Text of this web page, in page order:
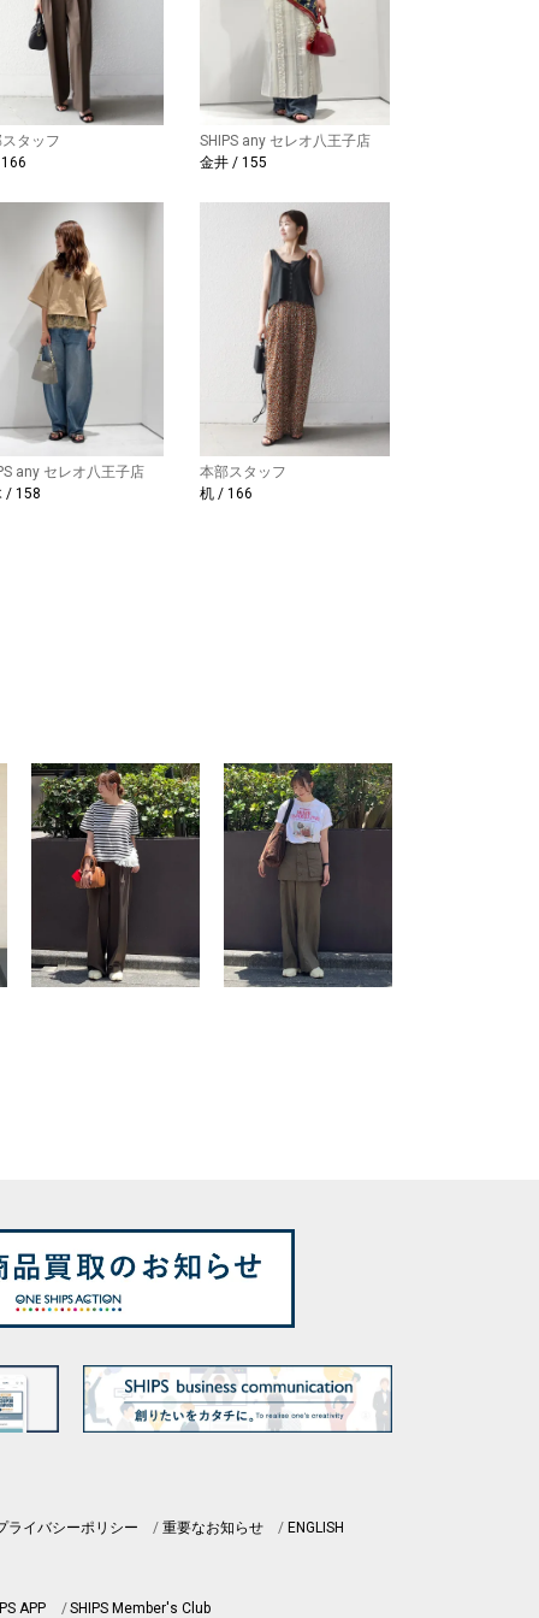
タッフ
SHIPS any セレオ八王子店
金井 / 155
any セレオ八王子店
/ 158
本部スタッフ
机 / 166
ライバシーポリシー 重要なお知らせ ENGLISH
APP SHIPS Member's Club